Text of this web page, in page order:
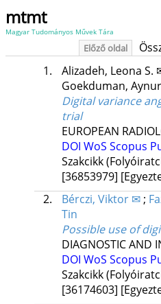
mtmt
Magyar Tudományos Művek Tára
Előző oldal
1. Alizadeh, Leona S.
Goekduman, Aynur
Digital variance
trial
EUROPEAN
DOI WoS Scopus
Szakcikk
[36853979]
2.
Bérczi, Viktor ✉;
Tin
Possible use of
DIAGNOSTIC AND
DOI WoS Scopus
Szakcikk
[36174603]